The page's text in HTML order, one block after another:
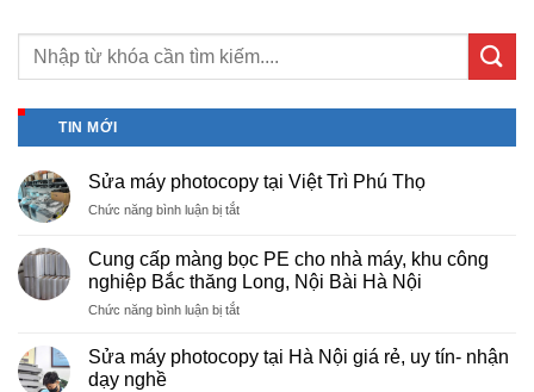
TIN MỚI
Sửa máy photocopy tại Việt Trì Phú Thọ
Chức năng bình luận bị tắtở
photocopy
tại
Việt
Phú
Thọ
Cung cấp màng bọc PE cho nhà máy, khu công
nghiệp Bắc thăng Long, Nội Bài Hà Nội
Chức năng bình luận bị tắtở
màng
Sửa máy photocopy tại Hà Nội giá rẻ, uy tín- nhận
dạy nghề